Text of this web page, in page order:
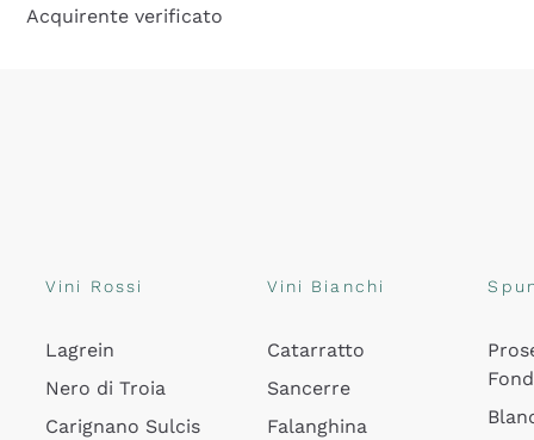
Acquirente verificato
Vini Rossi
Lagrein
Nero di Troia
Carignano Sulcis
Vini Bianchi
Catarratto
Sancerre
Falanghina